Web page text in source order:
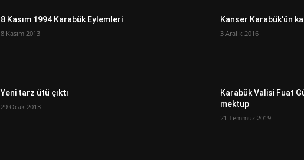
8 Kasım 1994 Karabük Eylemleri
8 Kasım 2013
Yeni tarz ütü çıktı
29 Ocak 2013
Kanser Karabük'ün
3 Aralık 2016
Karabük Valisi Fuat
mektup
21 Temmuz 2019